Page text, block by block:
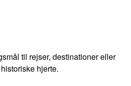
til rejser, destinationer eller
hjerte.